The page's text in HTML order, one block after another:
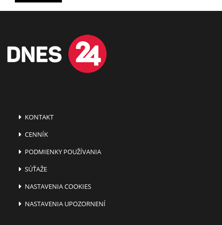
KONTAKT
CENNÍK
PODMIENKY POUŽÍVANIA
SÚŤAŽE
NASTAVENIA COOKIES
NASTAVENIA UPOZORNENÍ